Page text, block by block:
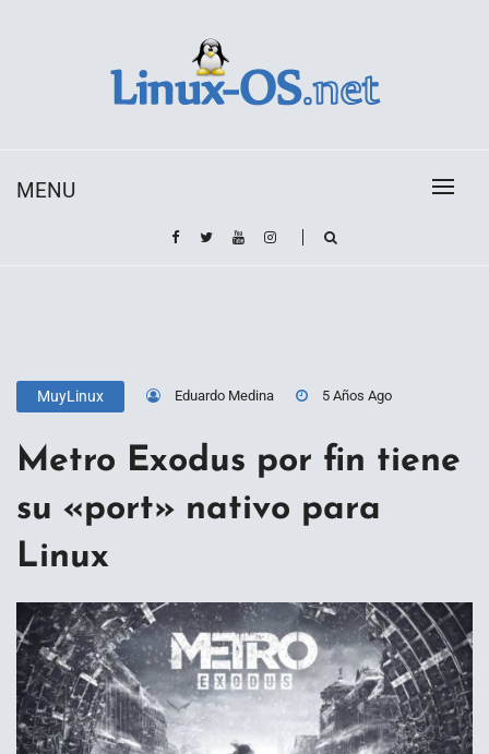
MENU
MuyLinux Eduardo Medina 5 Años Ago
Metro Exodus por fin tiene
su «port» nativo para
Linux